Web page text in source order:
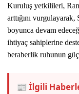
Kuruluş yetkilileri,
arttığını
boyunca devam
ihtiyaç sahiplerine
beraberlik ruhunun
📰 İlgili